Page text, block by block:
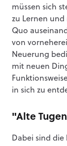
müssen sich
zu Lernen
Quo
von
Neuerung
mit neuen
in sich zu
"Alte
Dabei sind die